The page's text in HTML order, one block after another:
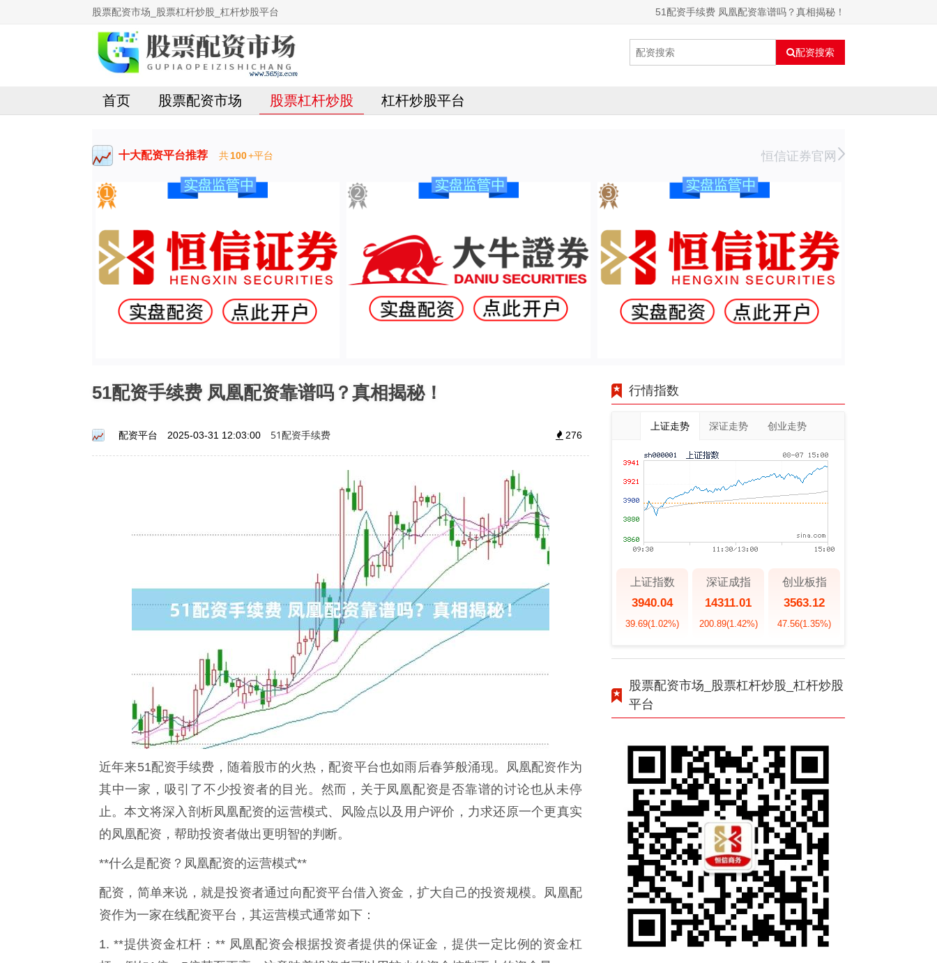
股票配资市场_股票杠杆炒股_杠杆炒股平台 51配资手续费 凤凰配资靠谱吗？真相揭秘！
配资搜索
首页 股票配资市场 股票杠杆炒股 杠杆炒股平台
十大配资平台推荐 共100+平台 恒信证券官网
51配资手续费 凤凰配资靠谱吗？真相揭秘！
配资平台 2025-03-31 12:03:00 51配资手续费 276
近年来51配资手续费，随着股市的火热，配资平台也如雨后春笋般涌现。凤凰配资作为
其中一家，吸引了不少投资者的目光。然而，关于凤凰配资是否靠谱的讨论也从未停
止。本文将深入剖析凤凰配资的运营模式、风险点以及用户评价，力求还原一个更真实
的凤凰配资，帮助投资者做出更明智的判断。
**什么是配资？凤凰配资的运营模式**
配资，简单来说，就是投资者通过向配资平台借入资金，扩大自己的投资规模。凤凰配
资作为一家在线配资平台，其运营模式通常如下：
1. **提供资金杠杆：** 凤凰配资会根据投资者提供的保证金，提供一定比例的资金杠
行情指数
上证走势 深证走势 创业走势
上证指数
3940.04
39.69(1.02%)
深证成指
14311.01
200.89(1.42%)
创业板指
3563.12
47.56(1.35%)
股票配资市场_股票杠杆炒股_杠杆炒股
平台